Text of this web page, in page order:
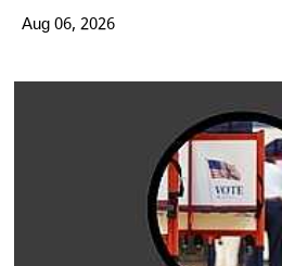
Aug 06, 2026